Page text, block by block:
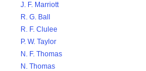
J. F. Marriott
R. G. Ball
R. F. Clulee
P. W. Taylor
N. F. Thomas
N. Thomas